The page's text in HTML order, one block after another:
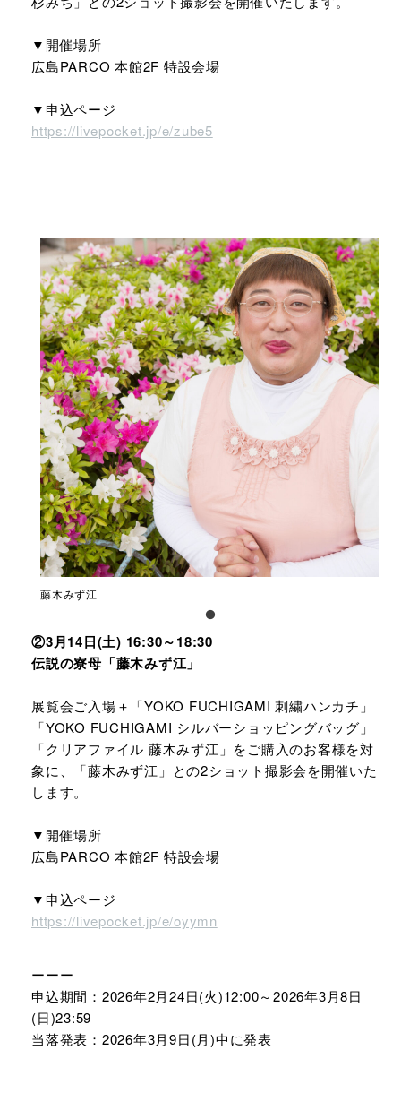
▼開催場所
広島PARCO 本館2F 特設会場
▼申込ページ
https://livepocket.jp/e/zube5
藤木みず江
②3月14日(土) 16:30～18:30
伝説の寮母「藤木みず江」
展覧会ご入場＋「YOKO FUCHIGAMI 刺繍ハンカチ」
「YOKO FUCHIGAMI シルバーショッピングバッグ」
「クリアファイル 藤木みず江」をご購入のお客様を対
象に、「藤木みず江」との2ショット撮影会を開催いた
します。
▼開催場所
広島PARCO 本館2F 特設会場
▼申込ページ
https://livepocket.jp/e/oyymn
ーーー
申込期間：2026年2月24日(火)12:00～2026年3月8日
(日)23:59
当落発表：2026年3月9日(月)中に発表